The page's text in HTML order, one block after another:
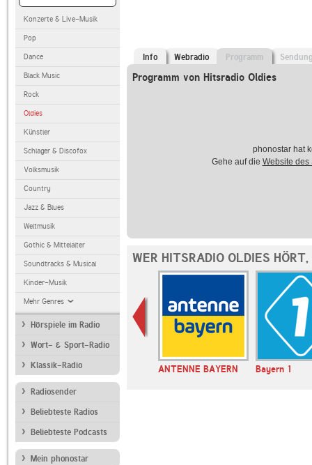
Konzerte & Live-Musik
Pop
Dance
Black Music
Rock
Oldies
Künstler
Schlager & Discofox
Volksmusik
Country
Jazz & Blues
Weltmusik
Gothic & Mittelalter
Soundtracks & Musical
Kinder-Musik
Mehr Genres
Hörspiele im Radio
Wort- & Sport-Radio
Klassik-Radio
Radiosender
Beliebteste Radios
Beliebteste Podcasts
Mein phonostar
Info Webradio Programm
Programm von Hitsradio Oldies
phonostar hat
Gehe auf die Website des
WER HITSRADIO OLDIES
Smooth Radio ANTENNE BAYERN Bayern 1